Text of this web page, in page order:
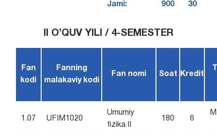
Jami: 900 30
II O’QUV YILI / 4-SEMESTER
Fan
kodi
Fanning
malakaviy kodi
Fan nomi Soat Kredit
1.07 UFIM1020
Umumiy
fizika II
180 6